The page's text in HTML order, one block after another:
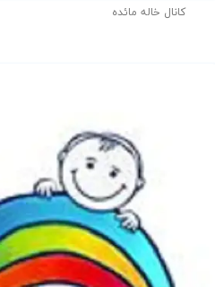
کانال خاله مائده